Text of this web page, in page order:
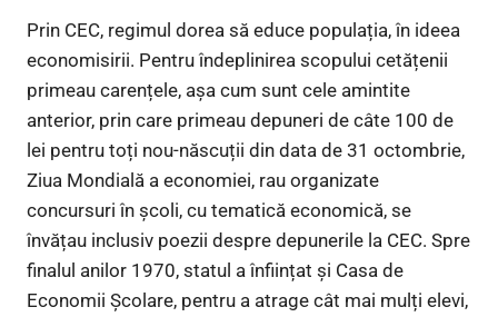
Prin CEC, regimul dorea să educe populația, în ideea
economisirii. Pentru îndeplinirea scopului cetățenii
primeau carențele, așa cum sunt cele amintite
anterior, prin care primeau depuneri de câte 100 de
lei pentru toți nou-născuții din data de 31 octombrie,
Ziua Mondială a economiei, rau organizate
concursuri în școli, cu tematică economică, se
învățau inclusiv poezii despre depunerile la CEC. Spre
finalul anilor 1970, statul a înființat și Casa de
Economii Școlare, pentru a atrage cât mai mulți elevi,